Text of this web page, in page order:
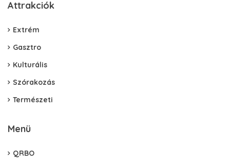
Attrakciók
Extrém
Gasztro
Kulturális
Szórakozás
Természeti
Menü
QRBO